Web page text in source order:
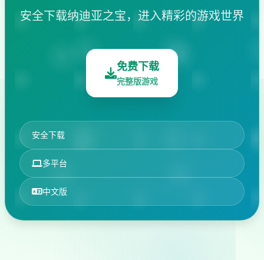
安全下载纳迪亚之宝，进入精彩的游戏世界
免费下载
完整版游戏
安全下载
多平台
中文版